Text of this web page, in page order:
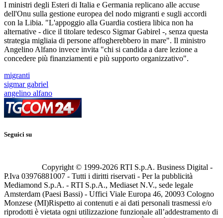
I ministri degli Esteri di Italia e Germania replicano alle accuse
dell'Onu sulla gestione europea del nodo migranti e sugli accordi
con la Libia. "L'appoggio alla Guardia costiera libica non ha
alternative - dice il titolare tedesco Sigmar Gabirel -, senza questa
strategia migliaia di persone affogherebbero in mare". Il ministro
Angelino Alfano invece invita "chi si candida a dare lezione a
concedere più finanziamenti e più supporto organizzativo".
migranti
sigmar gabriel
angelino alfano
Seguici su
Copyright © 1999-2026 RTI S.p.A. Business Digital -
P.Iva 03976881007 - Tutti i diritti riservati - Per la pubblicità
Mediamond S.p.A. - RTI S.p.A., Mediaset N.V., sede legale
Amsterdam (Paesi Bassi) - Uffici Viale Europa 46, 20093 Cologno
Monzese (MI)Rispetto ai contenuti e ai dati personali trasmessi e/o
riprodotti è vietata ogni utilizzazione funzionale all’addestramento di